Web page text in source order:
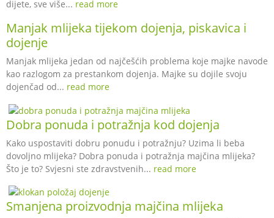
dijete, sve više... read more
Manjak mlijeka tijekom dojenja, piskavica i
dojenje
Manjak mlijeka jedan od najčešćih problema koje majke navode
kao razlogom za prestankom dojenja. Majke su dojile svoju
dojenčad od... read more
Dobra ponuda i potražnja kod dojenja
Kako uspostaviti dobru ponudu i potražnju? Uzima li beba
dovoljno mlijeka? Dobra ponuda i potražnja majčina mlijeka?
Što je to? Svjesni ste zdravstvenih... read more
Smanjena proizvodnja majčina mlijeka